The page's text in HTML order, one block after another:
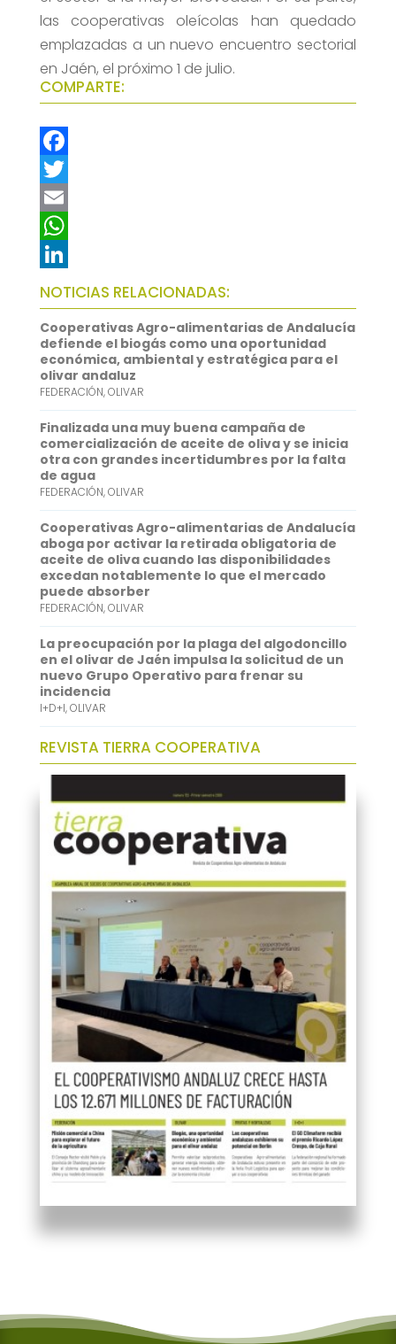
las cooperativas oleícolas han quedado
emplazadas a un nuevo encuentro sectorial
en Jaén, el próximo 1 de julio.
COMPARTE:
F
a
c
e
b
o
o
k
T
w
t
t
e
r
E
m
a
i
l
W
h
a
t
s
A
p
p
L
i
n
k
e
d
I
n
NOTICIAS RELACIONADAS:
Cooperativas Agro-alimentarias de Andalucía
defiende el biogás como una oportunidad
económica, ambiental y estratégica para el
olivar andaluz
FEDERACIÓN,OLIVAR
Finalizada una muy buena campaña de
comercialización de aceite de oliva y se inicia
otra con grandes incertidumbres por la falta
de agua
FEDERACIÓN,OLIVAR
Cooperativas Agro-alimentarias de Andalucía
aboga por activar la retirada obligatoria de
aceite de oliva cuando las disponibilidades
excedan notablemente lo que el mercado
puede absorber
FEDERACIÓN,OLIVAR
La preocupación por la plaga del algodoncillo
en el olivar de Jaén impulsa la solicitud de un
nuevo Grupo Operativo para frenar su
incidencia
I+D+I,OLIVAR
REVISTA TIERRA COOPERATIVA